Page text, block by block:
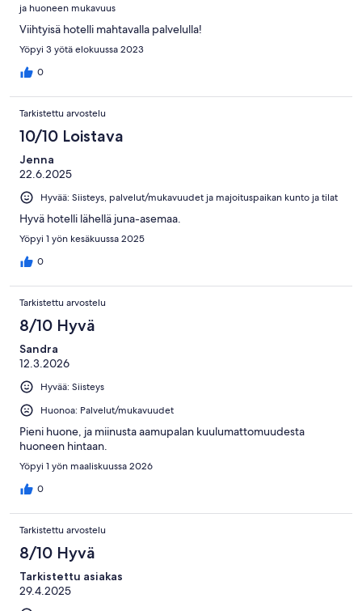
ja huoneen mukavuus
Viihtyisä hotelli mahtavalla palvelulla!
Yöpyi 3 yötä elokuussa 2023
0
Tarkistettu arvostelu
10/10 Loistava
Jenna
22.6.2025
Hyvää: Siisteys, palvelut/mukavuudet ja majoituspaikan kunto ja tilat
Hyvä hotelli lähellä juna-asemaa.
Yöpyi 1 yön kesäkuussa 2025
0
Tarkistettu arvostelu
8/10 Hyvä
Sandra
12.3.2026
Hyvää: Siisteys
Huonoa: Palvelut/mukavuudet
Pieni huone, ja miinusta aamupalan kuulumattomuudesta
huoneen hintaan.
Yöpyi 1 yön maaliskuussa 2026
0
Tarkistettu arvostelu
8/10 Hyvä
Tarkistettu asiakas
29.4.2025